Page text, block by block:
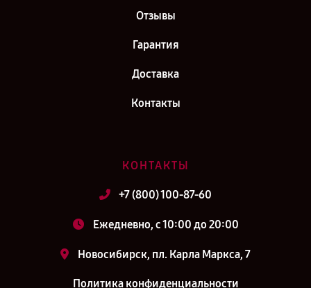
Отзывы
Гарантия
Доставка
Контакты
КОНТАКТЫ
+7 (800) 100-87-60
Ежедневно, с 10:00 до 20:00
Новосибирск, пл. Карла Маркса, 7
Политика конфиденциальности